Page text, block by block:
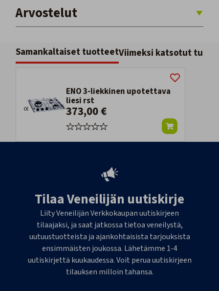
Arvostelut
Samankaltaiset tuotteetViimeksi katsotut
ENO 3-liekkinen upotettava
liesi rst
373,00 €
Tilaa Veneilijän uutiskirje
Liity Veneilijän Verkkokaupan uutiskirjeen
tilaajaksi, ja saat jatkossa tietoa veneilystä,
uutuustuotteista ja ajankohtaisista tarjouksista
ensimmäisten joukossa. Lähetämme 1-4
uutiskirjettä kuukaudessa. Voit perua uutiskirjeen
tilauksen milloin tahansa.